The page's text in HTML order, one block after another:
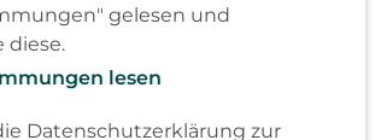
gelesen und
diese.
lesen
Datenschutzerklärung zur